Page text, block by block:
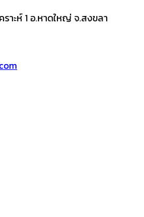
าะห์ 1 อ.หาดใหญ่ จ.สงขลา